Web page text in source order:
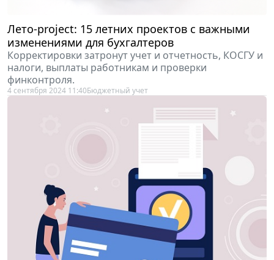
Лето-project: 15 летних проектов с важными
изменениями для бухгалтеров
Корректировки затронут учет и отчетность, КОСГУ и
налоги, выплаты работникам и проверки
финконтроля.
4 сентября 2024 11:40Бюджетный учет